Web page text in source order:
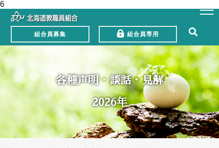
6
組合員募集 組合員専用
各種声明・談話・見解
2026年